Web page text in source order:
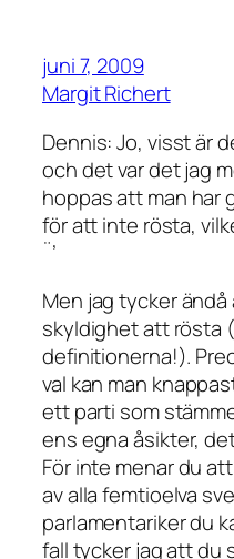
juni 7, 2009
Margit Richert
Dennis: Jo, visst är
och det var det jag
hoppas att man har
för att inte rösta,
¨’
Men jag tycker
skyldighet att rösta
definitionerna!).
val kan man
ett parti som
ens egna åsikter,
För inte menar du
av alla femtioelva
parlamentariker du
fall tycker jag att du